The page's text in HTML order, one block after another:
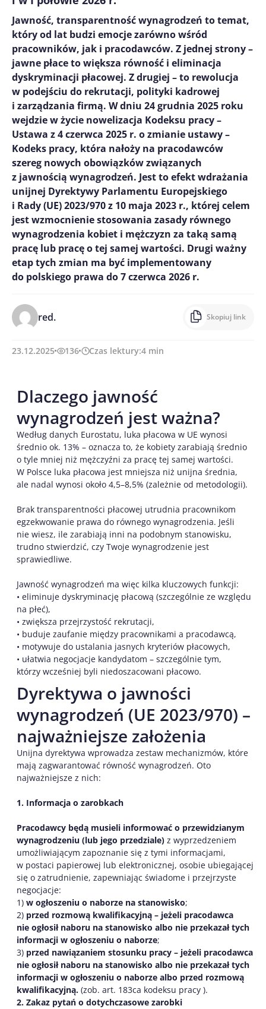
Jawność, transparentność wynagrodzeń to temat,
który od lat budzi emocje zarówno wśród
pracowników, jak i pracodawców. Z jednej strony –
jawne płace to większa równość i eliminacja
dyskryminacji płacowej. Z drugiej – to rewolucja
w podejściu do rekrutacji, polityki kadrowej
i zarządzania firmą. W dniu 24 grudnia 2025 roku
wejdzie w życie nowelizacja Kodeksu pracy –
Ustawa z 4 czerwca 2025 r. o zmianie ustawy –
Kodeks pracy, która nałoży na pracodawców
szereg nowych obowiązków związanych
z jawnością wynagrodzeń. Jest to efekt wdrażania
unijnej Dyrektywy Parlamentu Europejskiego
i Rady (UE) 2023/970 z 10 maja 2023 r., której celem
jest wzmocnienie stosowania zasady równego
wynagrodzenia kobiet i mężczyzn za taką samą
pracę lub pracę o tej samej wartości. Drugi ważny
etap tych zmian ma być implementowany
do polskiego prawa do 7 czerwca 2026 r.
red. Skopiuj link
23.12.2025 136 Czas lektury:4 min
Dlaczego jawność
wynagrodzeń jest ważna?
Według danych Eurostatu, luka płacowa w UE wynosi
średnio ok. 13% – oznacza to, że kobiety zarabiają średnio
o tyle mniej niż mężczyźni za pracę tej samej wartości.
W Polsce luka płacowa jest mniejsza niż unijna średnia,
ale nadal wynosi około 4,5–8,5% (zależnie od metodologii).
Brak transparentności płacowej utrudnia pracownikom
egzekwowanie prawa do równego wynagrodzenia. Jeśli
nie wiesz, ile zarabiają inni na podobnym stanowisku,
trudno stwierdzić, czy Twoje wynagrodzenie jest
sprawiedliwe.
Jawność wynagrodzeń ma więc kilka kluczowych funkcji:
• eliminuje dyskryminację płacową (szczególnie ze względu
na płeć),
• zwiększa przejrzystość rekrutacji,
• buduje zaufanie między pracownikami a pracodawcą,
• motywuje do ustalania jasnych kryteriów płacowych,
• ułatwia negocjacje kandydatom – szczególnie tym,
którzy wcześniej byli niedoszacowani płacowo.
Dyrektywa o jawności
wynagrodzeń (UE 2023/970) –
najważniejsze założenia
Unijna dyrektywa wprowadza zestaw mechanizmów, które
mają zagwarantować równość wynagrodzeń. Oto
najważniejsze z nich:
1. Informacja o zarobkach
Pracodawcy będą musieli informować o przewidzianym
wynagrodzeniu (lub jego przedziale) z wyprzedzeniem
umożliwiającym zapoznanie się z tymi informacjami,
w postaci papierowej lub elektronicznej, osobie ubiegającej
się o zatrudnienie, zapewniając świadome i przejrzyste
negocjacje:
1) w ogłoszeniu o naborze na stanowisko;
2) przed rozmową kwalifikacyjną – jeżeli pracodawca
nie ogłosił naboru na stanowisko albo nie przekazał tych
informacji w ogłoszeniu o naborze;
3) przed nawiązaniem stosunku pracy – jeżeli pracodawca
nie ogłosił naboru na stanowisko albo nie przekazał tych
informacji w ogłoszeniu o naborze albo przed rozmową
kwalifikacyjną. (zob. art. 183ca kodeksu pracy ).
2. Zakaz pytań o dotychczasowe zarobki